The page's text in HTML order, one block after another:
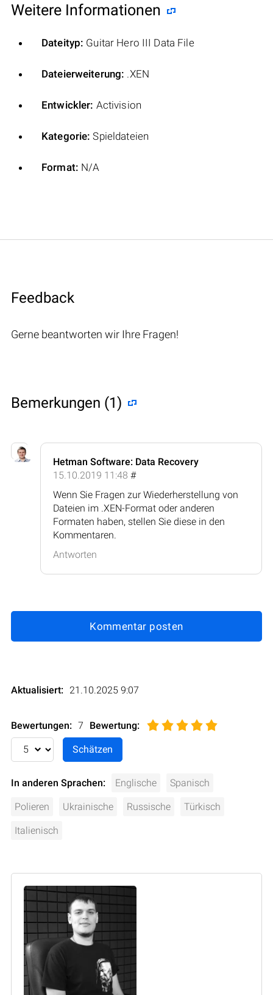
Weitere Informationen
Dateityp: Guitar Hero III Data File
Dateierweiterung: .XEN
Entwickler: Activision
Kategorie: Spieldateien
Format: N/A
Feedback
Gerne beantworten wir Ihre Fragen!
Bemerkungen (1)
Hetman Software: Data Recovery
15.10.2019 11:48 #
Wenn Sie Fragen zur Wiederherstellung von
Dateien im .XEN-Format oder anderen
Formaten haben, stellen Sie diese in den
Kommentaren.
Antworten
Kommentar posten
Aktualisiert: 21.10.2025 9:07
Bewertungen: 7 Bewertung:
In anderen Sprachen: Englische Spanisch
Polieren Ukrainische Russische Türkisch
Italienisch